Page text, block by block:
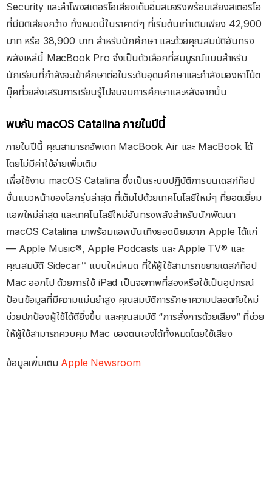
Security และลำโพงสเตอริโอเสียงเต็มอิ่มสมจริงพร้อมเสียงสเตอริโอ
ที่มีมิติเสียงกว้าง ทั้งหมดนี้ในราคาดีๆ ที่เริ่มต้นเท่าเดิมเพียง 42,900
บาท หรือ 38,900 บาท สำหรับนักศึกษา และด้วยคุณสมบัติอันทรง
พลังเหล่นี้ MacBook Pro จึงเป็นตัวเลือกที่สมบูรณ์แบบสำหรับ
นักเรียนที่กำลังจะเข้าศึกษาต่อในระดับอุดมศึกษาและกำลังมองหาโน้ต
บุ๊คที่วยส่งเสริมการเรียนรู้ไปจนจบการศึกษาและหลังจากนั้น
พบกับ macOS Catalina ภายในปีนี้
ภายในปีนี้ คุณสามารถอัพเดท MacBook Air และ MacBook ได้
โดยไม่มีค่าใช้จ่ายเพิ่มเติม
เพื่อใช้งาน macOS Catalina ซึ่งเป็นระบบปฏิบัติการบนเดสก์ท็อป
ชั้นแนวหน้าของโลกรุ่นล่าสุด ที่เต็มไปด้วยเทคโนโลยีใหม่ๆ ที่ยอดเยี่ยม
แอพใหม่ล่าสุด และเทคโนโลยีใหม่อันทรงพลังสำหรับนักพัฒนา
macOS Catalina มาพร้อมแอพบันเทิงยอดนิยมจาก Apple ได้แก่
— Apple Music®, Apple Podcasts และ Apple TV® และ
คุณสมบัติ Sidecar™ แบบใหม่หมด ที่ให้ผู้ใช้สามารถขยายเดสก์ท็อป
Mac ออกไป ด้วยการใช้ iPad เป็นจอภาพที่สองหรือใช้เป็นอุปกรณ์
ป้อนข้อมูลที่มีความแม่นยำสูง คุณสมบัติการรักษาความปลอดภัยใหม่
ช่วยปกป้องผู้ใช้ได้ดียิ่งขึ้น และคุณสมบัติ “การสั่งการด้วยเสียง” ที่ช่วย
ให้ผู้ใช้สามารถควบคุม Mac ของตนเองได้ทั้งหมดโดยใช้เสียง
ข้อมูลเพิ่มเติม Apple Newsroom